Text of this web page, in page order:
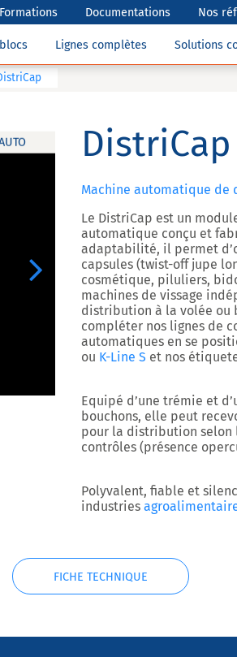
Formations Documentations Nos
Lignes complètes Solutions
Next
DistriCap
Machine automatique de
Le DistriCap est un
automatique conçu et
adaptabilité, il permet
capsules (twist-off jupe
cosmétique, piluliers,
machines de vissage
distribution à la volée
compléter nos lignes de
automatiques en se
ou K-Line S et nos
Equipé d’une trémie et
bouchons, elle peut
pour la distribution selon
contrôles (présence
Polyvalent, fiable et
industries
FICHE TECHNIQUE